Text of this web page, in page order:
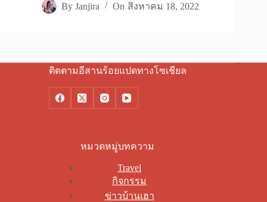
By Janjira On สิงหาคม 18, 2022
ติดตามอีสานร้อยแปดทางโซเชียล
หมวดหมู่บทความ
Travel
กิจกรรม
ข่าวบ้านเฮา